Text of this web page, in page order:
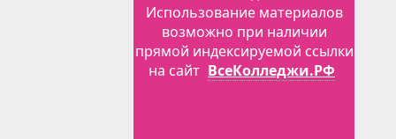
Использование материалов
возможно при наличии
прямой индексируемой ссылки
на сайт ВсеКолледжи.РФ